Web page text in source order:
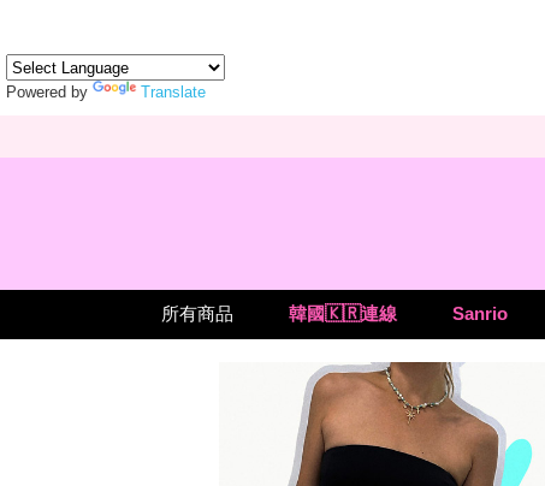
Powered by Translate
所有商品 韓國🇰🇷連線 Sanrio